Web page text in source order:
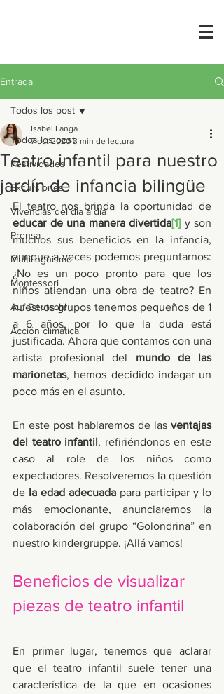
Entrada
Todos los post
Festividades
Excursiones
Vivencias del día a día
Prensa
Multilingüismo
Montessori
Auf Deutsch!
Acción climática
Todos los post
Teatro infantil para nuestro
jardín de infancia bilingüe
Isabel Langa
7 oct 2020 3 min de lectura
educar de una manera divertida[1] y son
muchos sus beneficios en la infancia,
aunque a veces podemos preguntarnos:
¿No es un poco pronto para que los
niños atiendan una obra de teatro? En
nuestros grupos tenemos pequeños de 1
a 6 años, por lo que la duda está
justificada. Ahora que contamos con una
artista profesional del mundo de las
marionetas, hemos decidido indagar un
poco más en el asunto.
En este post hablaremos de las ventajas
del teatro infantil, refiriéndonos en este
caso al role de los niños como
expectadores. Resolveremos la questión
de la edad adecuada para participar y lo
más emocionante, anunciaremos la
colaboración del grupo “Golondrina” en
nuestro kindergruppe. ¡Allá vamos!
Beneficios de visualizar
piezas de teatro infantil
En primer lugar, tenemos que aclarar
que el teatro infantil suele tener una
característica de la que en ocasiones